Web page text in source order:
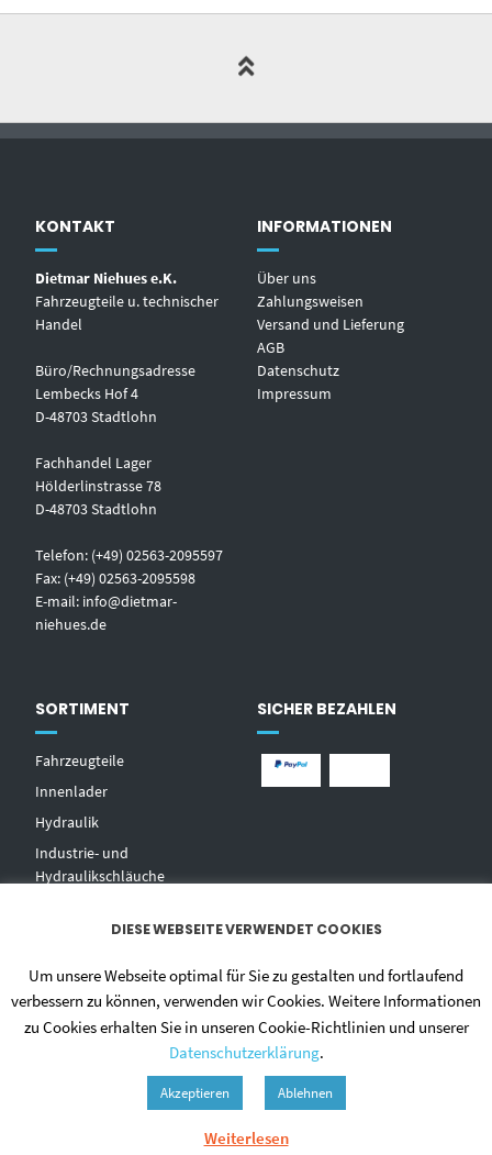
KONTAKT
Dietmar Niehues e.K.
Fahrzeugteile u. technischer
Handel
Büro/Rechnungsadresse
Lembecks Hof 4
D-48703 Stadtlohn
Fachhandel Lager
Hölderlinstrasse 78
D-48703 Stadtlohn
Telefon: (+49) 02563-2095597
Fax: (+49) 02563-2095598
E-mail: info@dietmar-
niehues.de
INFORMATIONEN
Über uns
Zahlungsweisen
Versand und Lieferung
AGB
Datenschutz
Impressum
SORTIMENT
Fahrzeugteile
Innenlader
Hydraulik
Industrie- und
Hydraulikschläuche
Zentralschmierungen
Hochdruckwaschgeräte und
SICHER BEZAHLEN
DIESE WEBSEITE VERWENDET COOKIES
Um unsere Webseite optimal für Sie zu gestalten und fortlaufend
verbessern zu können, verwenden wir Cookies. Weitere Informationen
zu Cookies erhalten Sie in unseren Cookie-Richtlinien und unserer
Datenschutzerklärung.
Akzeptieren Ablehnen
Weiterlesen